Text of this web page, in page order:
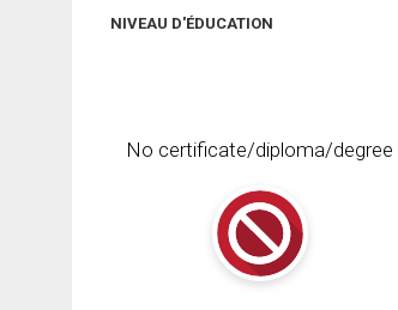
NIVEAU D'ÉDUCATION
No certificate/diploma/degree